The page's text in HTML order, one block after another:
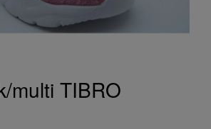
multi TIBRO